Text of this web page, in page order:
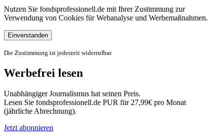
Nutzen Sie fondsprofessionell.de mit Ihrer Zustimmung zur
Verwendung von Cookies für Webanalyse und Werbemaßnahmen.
Einverstanden
Die Zustimmung ist jederzeit widerrufbar.
Werbefrei lesen
Unabhängiger Journalismus hat seinen Preis.
Lesen Sie fondsprofessionell.de PUR für 27,99€ pro Monat
(jährliche Abrechnung).
Jetzt abonnieren